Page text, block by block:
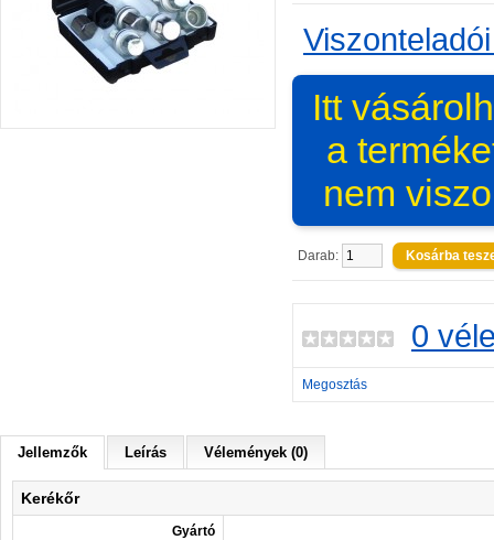
Itt
a
nem
Darab:
0
Megosztás
Jellemzők Leírás Vélemények (0)
Kerékőr
Gyártó